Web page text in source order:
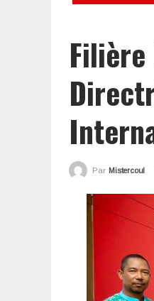
Par Mistercoul